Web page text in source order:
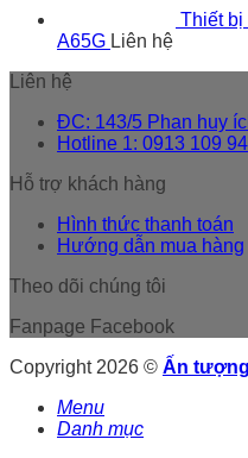
Thiết bị
A65G Liên hệ
Liên hệ
ĐC: 143/5 Phan huy
Hotline 1: 0913 109
Hỗ trợ khách hàng
Hình thức thanh toán
Hướng dẫn mua hàng
Theo dõi chúng tôi
Fanpage Facebook
Copyright 2026 © Ấn
Menu
Danh mục